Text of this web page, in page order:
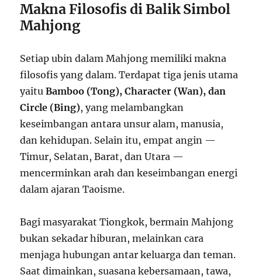
Makna Filosofis di Balik Simbol
Mahjong
Setiap ubin dalam Mahjong memiliki makna
filosofis yang dalam. Terdapat tiga jenis utama
yaituBamboo (Tong), Character (Wan), dan
Circle (Bing), yang melambangkan
keseimbangan antara unsur alam, manusia,
dan kehidupan. Selain itu, empat angin —
Timur, Selatan, Barat, dan Utara —
mencerminkan arah dan keseimbangan energi
dalam ajaran Taoisme.
Bagi masyarakat Tiongkok, bermain Mahjong
bukan sekadar hiburan, melainkan cara
menjaga hubungan antar keluarga dan teman.
Saat dimainkan, suasana kebersamaan, tawa,